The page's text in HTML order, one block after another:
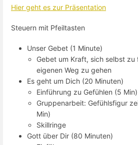
Hier geht es zur Präsentation
Steuern mit Pfeiltasten
Unser Gebet (1 Minute)
Gebet um Kraft, sich selbst zu
eigenen Weg zu gehen
Es geht um Dich (20 Minuten)
Einführung zu Gefühlen (5 Min)
Gruppenarbeit: Gefühlsfigur
Min)
Skillringe
Gott über Dir (80 Minuten)